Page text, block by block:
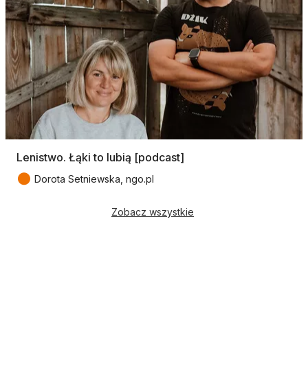
Lenistwo. Łąki to lubią [podcast]
● Dorota Setniewska, ngo.pl
Zobacz wszystkie